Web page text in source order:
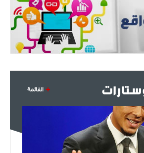
القائمة